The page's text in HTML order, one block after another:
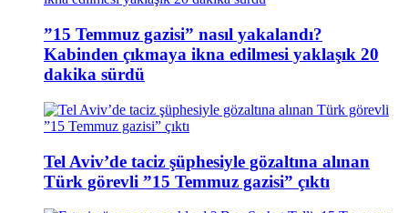
”15 Temmuz gazisi” nasıl yakalandı?
Kabinden çıkmaya ikna edilmesi yaklaşık 20
dakika sürdü
Tel Aviv’de taciz şüphesiyle gözaltına alınan
Türk görevli ”15 Temmuz gazisi” çıktı